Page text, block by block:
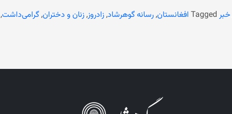
خبر Tagged افغانستان,رسانه گوهرشاد,زادروز,زنان و دختران,گرامی‌داشت,